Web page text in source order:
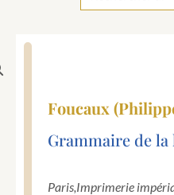
Foucaux
Grammaire de
Paris,Imprimerie